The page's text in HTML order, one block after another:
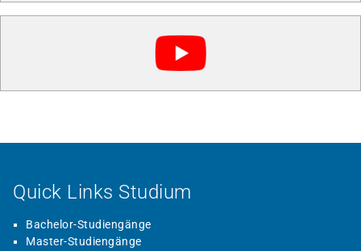
Quick Links Studium
Bachelor-Studiengänge
Master-Studiengänge